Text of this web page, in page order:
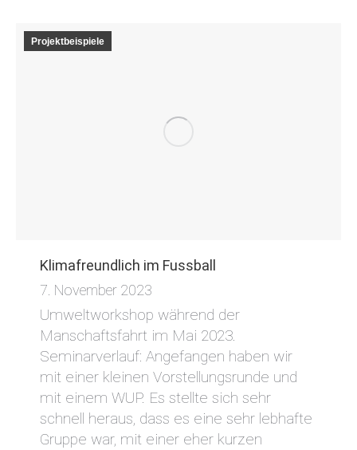
Projektbeispiele
Klimafreundlich im Fussball
7. November 2023
Umweltworkshop während der
Manschaftsfahrt im Mai 2023.
Seminarverlauf: Angefangen haben wir
mit einer kleinen Vorstellungsrunde und
mit einem WUP. Es stellte sich sehr
schnell heraus, dass es eine sehr lebhafte
Gruppe war, mit einer eher kurzen